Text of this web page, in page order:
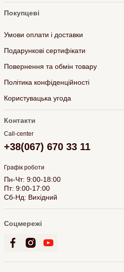
Покупцеві
Умови оплати і доставки
Подарункові сертифікати
Повернення та обмін товару
Політика конфіденційності
Користувацька угода
Контакти
Call-center
+38(067) 670 33 11
Графік роботи
Пн-Чт: 9:00-18:00
Пт: 9:00-17:00
Сб-Нд: Вихідний
Соцмережі